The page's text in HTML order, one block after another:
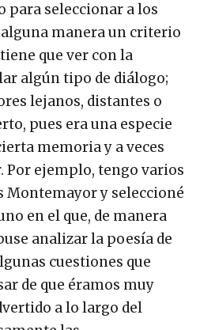
para seleccionar a los
manera un criterio
que ver con la
algún tipo de diálogo;
lejanos, distantes o
pues era una especie
memoria y a veces
Por ejemplo, tengo varios
Montemayor y seleccioné
en el que, de manera
analizar la poesía de
cuestiones que
de que éramos muy
a lo largo del